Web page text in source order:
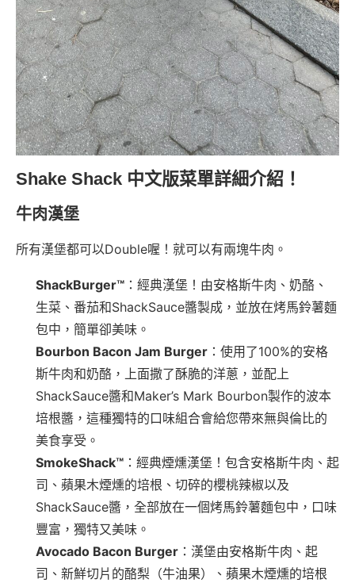
Shake Shack 中文版菜單詳細介紹！
牛肉漢堡
所有漢堡都可以Double喔！就可以有兩塊牛肉。
ShackBurger™ ：經典漢堡！由安格斯牛肉、奶酪、
生菜、番茄和ShackSauce醬製成，並放在烤馬鈴薯麵
包中，簡單卻美味。
Bourbon Bacon Jam Burger ：使用了100%的安格
斯牛肉和奶酪，上面撒了酥脆的洋蔥，並配上
ShackSauce醬和Maker’s Mark Bourbon製作的波本
培根醬，這種獨特的口味組合會給您帶來無與倫比的
美食享受。
SmokeShack™ ：經典煙燻漢堡！包含安格斯牛肉、起
司、蘋果木煙燻的培根、切碎的櫻桃辣椒以及
ShackSauce醬，全部放在一個烤馬鈴薯麵包中，口味
豐富，獨特又美味。
Avocado Bacon Burger ：漢堡由安格斯牛肉、起
司、新鮮切片的酪梨（牛油果）、蘋果木煙燻的培根